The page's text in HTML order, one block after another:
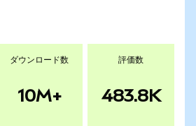
ダウンロード数
10M+
評価数
483.8K